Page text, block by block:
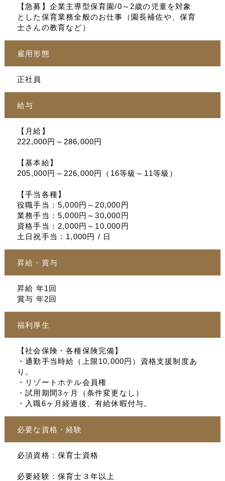
【急募】企業主導型保育園/0～2歳の児童を対象
とした保育業務全般のお仕事（園長補佐や、保育
士さんの教育など）
雇用形態
正社員
給与
【月給】
222,000円～286,000円
【基本給】
205,000円～226,000円（16等級～11等級）
【手当各種】
役職手当：5,000円～20,000円
業務手当：5,000円～30,000円
資格手当：2,000円～10,000円
土日祝手当：1,000円 / 日
昇給・賞与
昇給 年1回
賞与 年2回
福利厚生
【社会保険・各種保険完備】
・通勤手当時給（上限10,000円）資格支援制度あ
り。
・リゾートホテル会員権
・試用期間3ヶ月（条件変更なし）
・入職6ヶ月経過後、有給休暇付与。
必要な資格・経験
必須資格：保育士資格
必要経験：保育士３年以上